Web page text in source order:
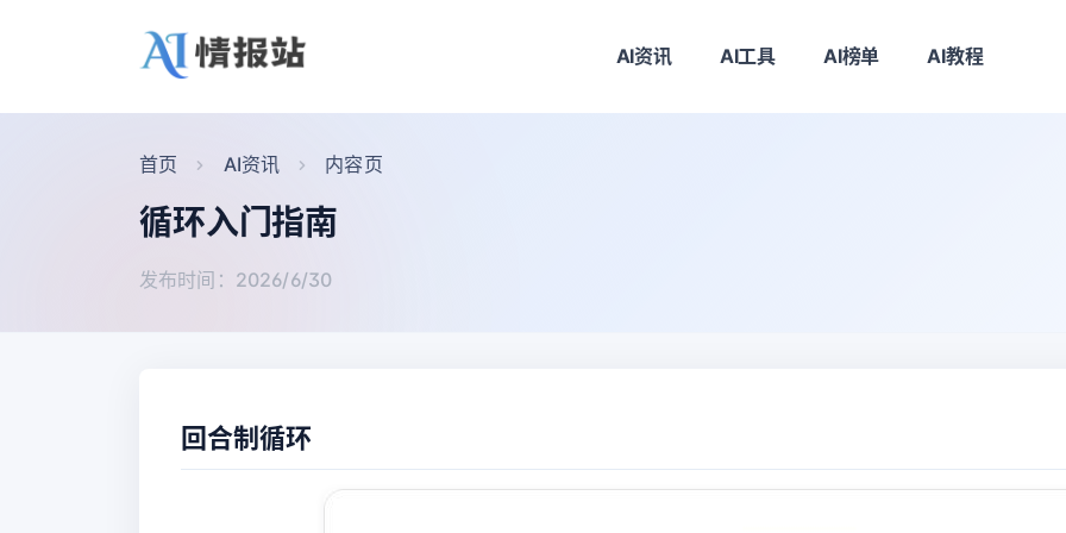
AI资讯 AI工具 AI榜单 AI教程
首页 AI资讯 内容页
循环入门指南
发布时间：2026/6/30
回合制循环